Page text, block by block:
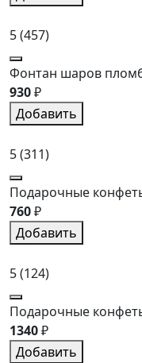
5(457)
Фонтан шаров
930₽
Добавить
5(311)
Подарочные
760₽
Добавить
5(124)
Подарочные
1340₽
Добавить